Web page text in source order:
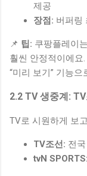
제공
장점: 버퍼링
📌 팁: 쿠팡플레이
훨씬 안정적이에요.
“미리 보기” 기능
2.2 TV 생중계:
TV로 시원하게 보
TV조선: 전
tvN SPORTS: